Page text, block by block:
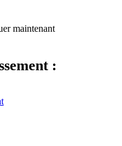
maintenant
: